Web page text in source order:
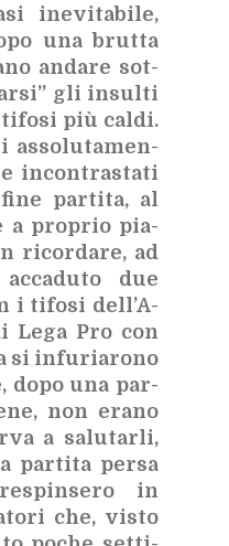
ine­vi­ta­bi­le,
una brut­ta
an­da­re sot­
gli in­sul­ti
più cal­di.
as­so­lu­ta­men­
in­con­tra­sta­ti
par­ti­ta, al
a pro­prio pia­
ri­cor­da­re, ad
due
i ti­fo­si del­l’A­
Lega Pro con
si in­fu­ria­ro­no
dopo una par­
non era­no
a sa­lu­tar­li,
par­ti­ta per­sa
in
che, vi­sto